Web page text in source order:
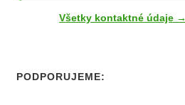
Všetky kontaktné údaje →
PODPORUJEME: